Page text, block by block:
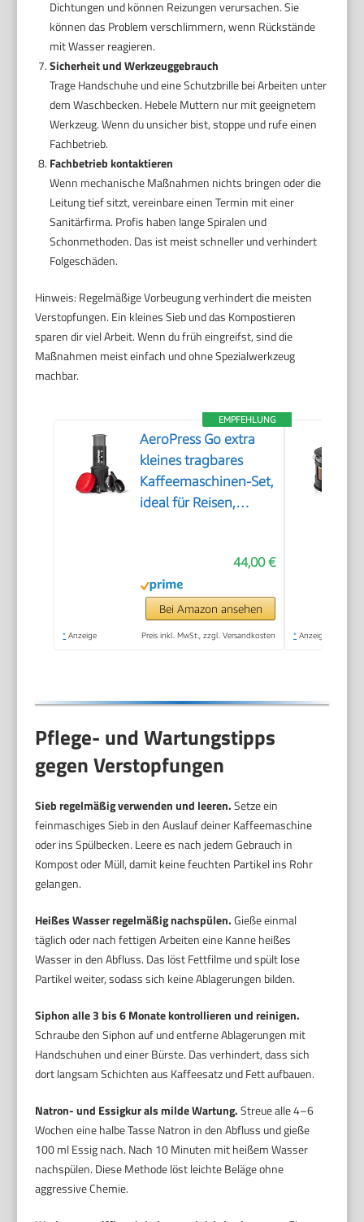
Dichtungen und können Reizungen verursachen. Sie
können das Problem verschlimmern, wenn Rückstände
mit Wasser reagieren.
Sicherheit und Werkzeuggebrauch
Trage Handschuhe und eine Schutzbrille bei Arbeiten unter
dem Waschbecken. Hebele Muttern nur mit geeignetem
Werkzeug. Wenn du unsicher bist, stoppe und rufe einen
Fachbetrieb.
Fachbetrieb kontaktieren
Wenn mechanische Maßnahmen nichts bringen oder die
Leitung tief sitzt, vereinbare einen Termin mit einer
Sanitärfirma. Profis haben lange Spiralen und
Schonmethoden. Das ist meist schneller und verhindert
Folgeschäden.
Hinweis: Regelmäßige Vorbeugung verhindert die meisten
Verstopfungen. Ein kleines Sieb und das Kompostieren
sparen dir viel Arbeit. Wenn du früh eingreifst, sind die
Maßnahmen meist einfach und ohne Spezialwerkzeug
machbar.
EMPFEHLUNG
AeroPress Go extra
kleines tragbares
Kaffeemaschinen-Set,
ideal für Reisen,
Press, manuelle
Espresso- & Pour-
Over-
Kaffeemaschine, 2
44,00 €
Bei Amazon ansehen
* Anzeige Preis inkl. MwSt., zzgl. Versandkosten * Anzeige
Pflege- und Wartungstipps
gegen Verstopfungen
Sieb regelmäßig verwenden und leeren.Setze ein
feinmaschiges Sieb in den Auslauf deiner Kaffeemaschine
oder ins Spülbecken. Leere es nach jedem Gebrauch in
Kompost oder Müll, damit keine feuchten Partikel ins Rohr
gelangen.
Heißes Wasser regelmäßig nachspülen.Gieße einmal
täglich oder nach fettigen Arbeiten eine Kanne heißes
Wasser in den Abfluss. Das löst Fettfilme und spült lose
Partikel weiter, sodass sich keine Ablagerungen bilden.
Siphon alle 3 bis 6 Monate kontrollieren und reinigen.
Schraube den Siphon auf und entferne Ablagerungen mit
Handschuhen und einer Bürste. Das verhindert, dass sich
dort langsam Schichten aus Kaffeesatz und Fett aufbauen.
Natron- und Essigkur als milde Wartung.Streue alle 4–6
Wochen eine halbe Tasse Natron in den Abfluss und gieße
100 ml Essig nach. Nach 10 Minuten mit heißem Wasser
nachspülen. Diese Methode löst leichte Beläge ohne
aggressive Chemie.